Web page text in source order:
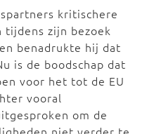
kritischere
tijdens zijn bezoek
benadrukte hij dat
is de boodschap dat
voor het tot de EU
vooral
om de